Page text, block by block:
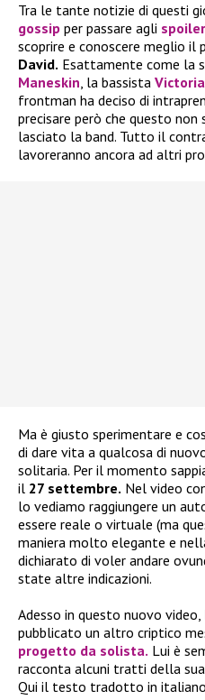
Tra le tante notizie di questi
gossip per passare agli spoiler
scoprire e conoscere meglio il
David. Esattamente come la
Maneskin, la bassista
frontman ha deciso di
precisare però che questo non
lasciato la band. Tutto il
lavoreranno ancora ad altri
Ma è giusto sperimentare e
di dare vita a qualcosa di
solitaria. Per il momento
il 27 settembre. Nel video
lo vediamo raggiungere un
essere reale o virtuale (ma
maniera molto elegante e
dichiarato di voler andare
state altre indicazioni.
Adesso in questo nuovo video,
pubblicato un altro criptico
progetto da solista. Lui è
racconta alcuni tratti della
Qui il testo tradotto in